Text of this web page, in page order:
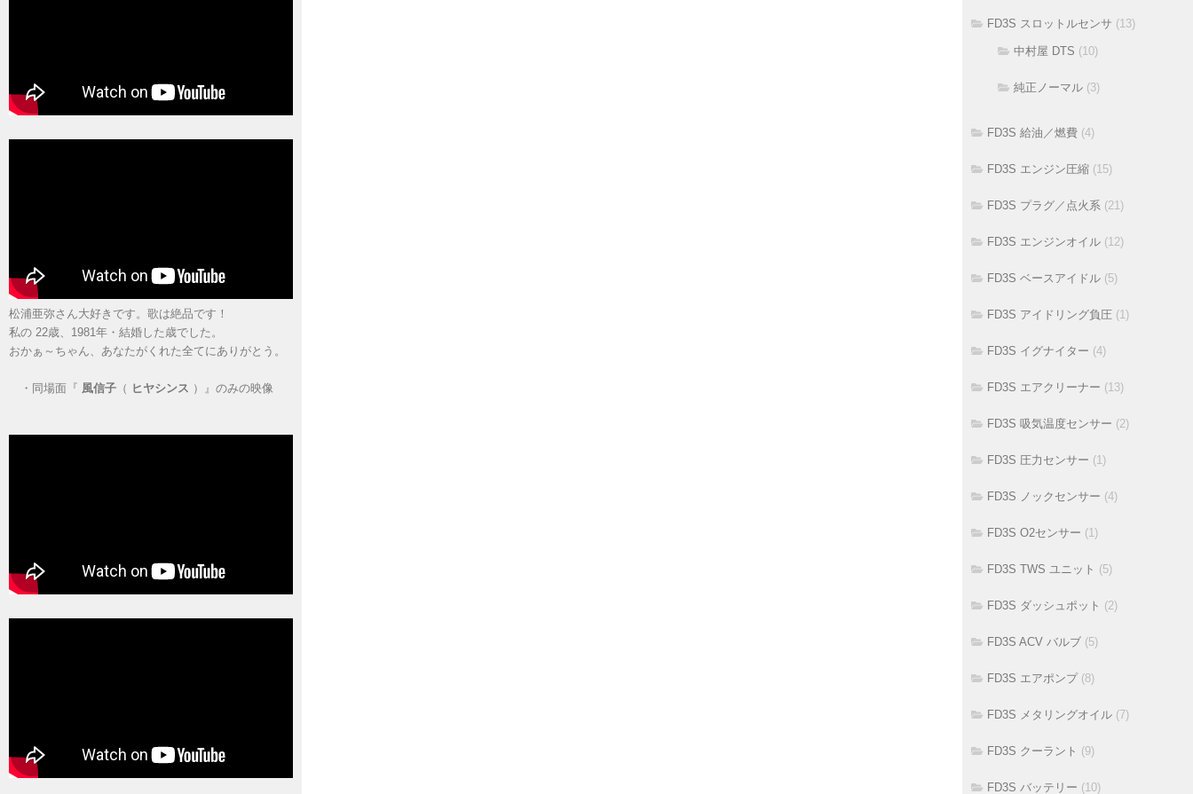
松浦亜弥さん大好きです。歌は絶品です！
私の 22歳、1981年・結婚した歳でした。
おかぁ～ちゃん、あなたがくれた全てにありがとう。
・ 同場面『 風信子 （ ヒヤシンス ）』のみの映像
FD3S スロットルセンサ (13)
中村屋 DTS (10)
純正ノーマル (3)
FD3S 給油／燃費 (4)
FD3S エンジン圧縮 (15)
FD3S プラグ／点火系 (21)
FD3S エンジンオイル (12)
FD3S ベースアイドル (5)
FD3S アイドリング負圧 (1)
FD3S イグナイター (4)
FD3S エアクリーナー (13)
FD3S 吸気温度センサー (2)
FD3S 圧力センサー (1)
FD3S ノックセンサー (4)
FD3S O2センサー (1)
FD3S TWS ユニット (5)
FD3S ダッシュポット (2)
FD3S ACV バルブ (5)
FD3S エアポンプ(8)
FD3S メタリングオイル (7)
FD3S クーラント (9)
FD3S バッテリー (10)